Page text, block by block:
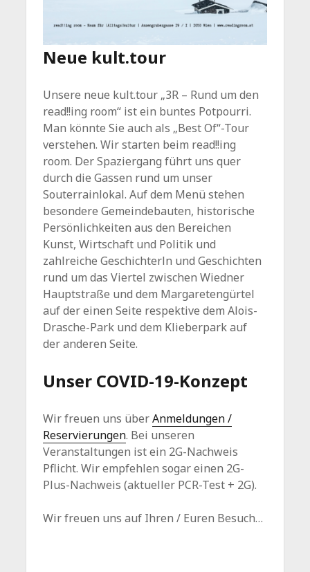
Neue kult.tour
Unsere neue kult.tour „3R – Rund um den
read!!ing room“ ist ein buntes Potpourri.
Man könnte Sie auch als „Best Of“-Tour
verstehen. Wir starten beim read!!ing
room. Der Spaziergang führt uns quer
durch die Gassen rund um unser
Souterrainlokal. Auf dem Menü stehen
besondere Gemeindebauten, historische
Persönlichkeiten aus den Bereichen
Kunst, Wirtschaft und Politik und
zahlreiche Geschichterln und Geschichten
rund um das Viertel zwischen Wiedner
Hauptstraße und dem Margaretengürtel
auf der einen Seite respektive dem Alois-
Drasche-Park und dem Klieberpark auf
der anderen Seite.
Unser COVID-19-Konzept
Wir freuen uns überAnmeldungen /
Reservierungen. Bei unseren
Veranstaltungen ist ein 2G-Nachweis
Pflicht. Wir empfehlen sogar einen 2G-
Plus-Nachweis (aktueller PCR-Test + 2G).
Wir freuen uns auf Ihren / Euren Besuch…